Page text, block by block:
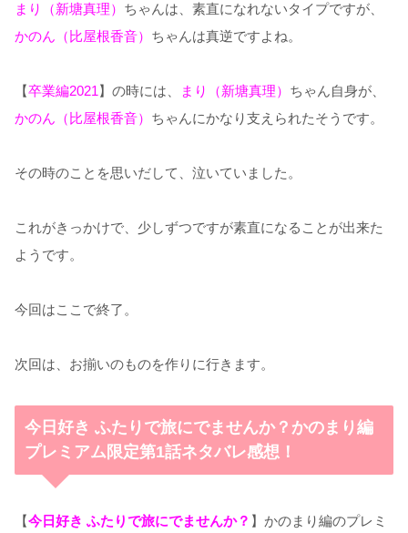
まり（新塘真理） ちゃんは、素直になれないタイプですが、
かのん（比屋根香音） ちゃんは真逆ですよね。
【卒業編2021】の時には、 まり（新塘真理） ちゃん自身が、
かのん（比屋根香音） ちゃんにかなり支えられたそうです。
その時のことを思いだして、泣いていました。
これがきっかけで、少しずつですが素直になることが出来た
ようです。
今回はここで終了。
次回は、お揃いのものを作りに行きます。
今日好き ふたりで旅にでませんか？かのまり編
プレミアム限定第1話ネタバレ感想！
【今日好き ふたりで旅にでませんか？ 】かのまり編のプレミ